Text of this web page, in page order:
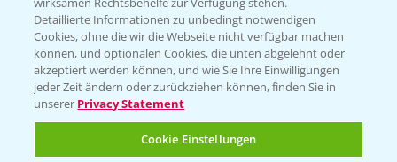
BROSCHÜREN
Ackerbau
Saatgut
Sonderkulturen
Detaillierte Informationen zu unbedingt notwendigen
Cookies, ohne die wir die Webseite nicht verfügbar machen
können, und optionalen Cookies, die unten abgelehnt oder
akzeptiert werden können, und wie Sie Ihre Einwilligungen
jeder Zeit ändern oder zurückziehen können, finden Sie in
unserer Privacy Statement
Cookie Einstellungen